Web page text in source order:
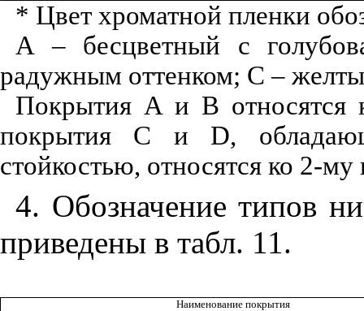
* Цвет хроматной пленки
А – бесцветный с
радужным оттенком; С –
Покрытия А и В относятся
покрытия С и D,
стойкостью, относятся ко 2-му
4. Обозначение типов
приведены в табл. 11.
Наименование покрытия